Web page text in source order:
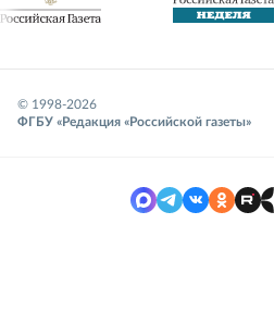
© 1998-2026
ФГБУ «Редакция «Российской газеты»